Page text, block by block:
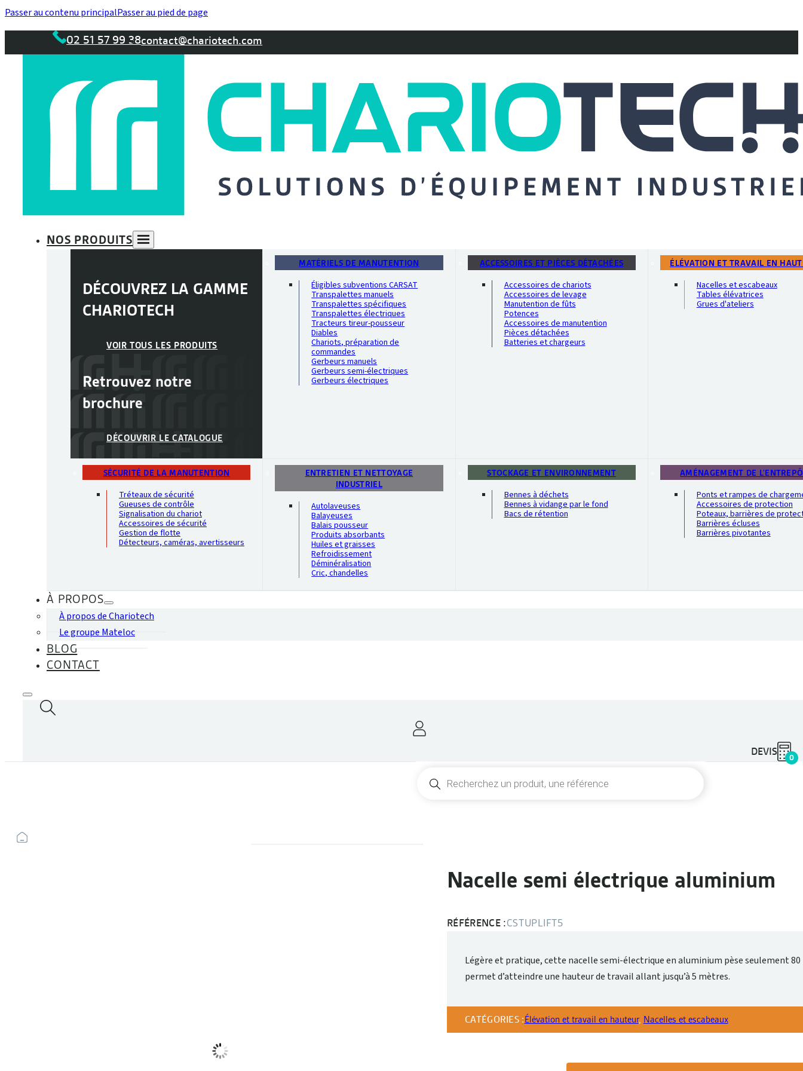
Passer au contenu principalPasser au pied de page
02 51 57 99 38contact@chariotech.com
NOS PRODUITS
DÉCOUVREZ LA GAMME
CHARIOTECH
VOIR TOUS LES PRODUITS
Retrouvez notre
brochure
DÉCOUVRIR LE CATALOGUE
MATÉRIELS DE MANUTENTION
Éligibles subventions CARSAT
Transpalettes manuels
Transpalettes spécifiques
Transpalettes électriques
Tracteurs tireur-pousseur
Diables
Chariots, préparation de
commandes
Gerbeurs manuels
Gerbeurs semi-électriques
Gerbeurs électriques
ACCESSOIRES ET PIÈCES DÉTACHÉES
Accessoires de chariots
Accessoires de levage
Manutention de fûts
Potences
Accessoires de manutention
Pièces détachées
Batteries et chargeurs
ÉLÉVATION ET TRAVAIL EN
Nacelles et escabeaux
Tables élévatrices
Grues d'ateliers
SÉCURITÉ DE LA MANUTENTION
Tréteaux de sécurité
Gueuses de contrôle
Signalisation du chariot
Accessoires de sécurité
Gestion de flotte
Détecteurs, caméras, avertisseurs
ENTRETIEN ET NETTOYAGE
INDUSTRIEL
Autolaveuses
Balayeuses
Balais pousseur
Produits absorbants
Huiles et graisses
Refroidissement
Déminéralisation
Cric, chandelles
STOCKAGE ET ENVIRONNEMENT
Bennes à déchets
Bennes à vidange par le fond
Bacs de rétention
AMÉNAGEMENT DE
Ponts et rampes de
Accessoires de protection
Poteaux, barrières de
Barrières écluses
Barrières pivotantes
À PROPOS
À propos de Chariotech
Le groupe Mateloc
BLOG
CONTACT
produits
0
DEVIS
Nacelle semi électrique aluminium
RÉFÉRENCE :CSTUPLIFT5
Légère et pratique, cette nacelle semi-électrique en aluminium pèse seulement
permet d’atteindre une hauteur de travail allant jusqu’à 5 mètres.
CATÉGORIES :Élévation et travail en hauteur, Nacelles et escabeaux